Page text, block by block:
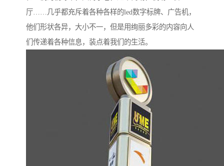
厅……几乎都充斥着各种各样的led数字标牌、广告机，
他们形状各异，大小不一，但是用绚丽多彩的内容向人
们传递着各种信息，装点着我们的生活。